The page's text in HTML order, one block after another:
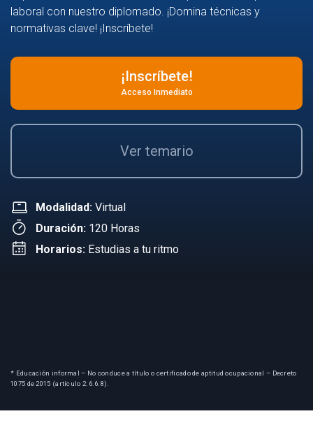
laboral con nuestro diplomado. ¡Domina técnicas y
normativas clave! ¡Inscríbete!
¡Inscríbete!
Acceso Inmediato
Ver temario
Modalidad: Virtual
Duración: 120 Horas
Horarios: Estudias a tu ritmo
* Educación informal – No conduce a título o certificado de aptitud ocupacional – Decreto
1075 de 2015 (artículo 2.6.6.8).